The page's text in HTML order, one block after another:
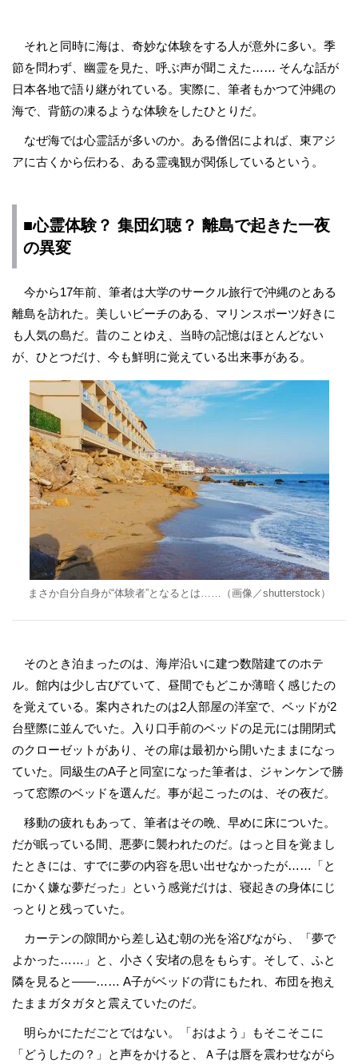
それと同時に海は、奇妙な体験をする人が意外に多い。季
節を問わず、幽霊を見た、呼ぶ声が聞こえた…… そんな話が
日本各地で語り継がれている。実際に、筆者もかつて沖縄の
海で、背筋の凍るような体験をしたひとりだ。
なぜ海では心霊話が多いのか。ある僧侶によれば、東アジ
アに古くから伝わる、ある霊魂観が関係しているという。
■心霊体験？ 集団幻聴？ 離島で起きた一夜
の異変
今から17年前、筆者は大学のサークル旅行で沖縄のとある
離島を訪れた。美しいビーチのある、マリンスポーツ好きに
も人気の島だ。昔のことゆえ、当時の記憶はほとんどない
が、ひとつだけ、今も鮮明に覚えている出来事がある。
まさか自分自身が“体験者”となるとは……（画像／shutterstock）
そのとき泊まったのは、海岸沿いに建つ数階建てのホテ
ル。館内は少し古びていて、昼間でもどこか薄暗く感じたの
を覚えている。案内されたのは2人部屋の洋室で、ベッドが2
台壁際に並んでいた。入り口手前のベッドの足元には開閉式
のクローゼットがあり、その扉は最初から開いたままになっ
ていた。同級生のA子と同室になった筆者は、ジャンケンで勝
って窓際のベッドを選んだ。事が起こったのは、その夜だ。
移動の疲れもあって、筆者はその晩、早めに床についた。
だが眠っている間、悪夢に襲われたのだ。はっと目を覚まし
たときには、すでに夢の内容を思い出せなかったが……「と
にかく嫌な夢だった」という感覚だけは、寝起きの身体にじ
っとりと残っていた。
カーテンの隙間から差し込む朝の光を浴びながら、「夢で
よかった……」と、小さく安堵の息をもらす。そして、ふと
隣を見ると――…… A子がベッドの背にもたれ、布団を抱え
たままガタガタと震えていたのだ。
明らかにただごとではない。「おはよう」もそこそこに
「どうしたの？」と声をかけると、Ａ子は唇を震わせながら